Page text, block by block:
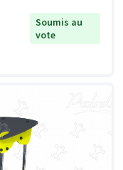
Soumis au
vote